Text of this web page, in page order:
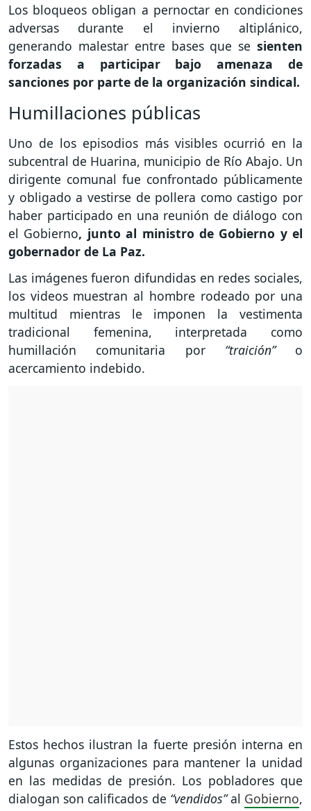
Los bloqueos obligan a pernoctar en condiciones
adversas durante el invierno altiplánico,
generando malestar entre bases que se sienten
forzadas a participar bajo amenaza de
sanciones por parte de la organización sindical.
Humillaciones públicas
Uno de los episodios más visibles ocurrió en la
subcentral de Huarina, municipio de Río Abajo. Un
dirigente comunal fue confrontado públicamente
y obligado a vestirse de pollera como castigo por
haber participado en una reunión de diálogo con
el Gobierno, junto al ministro de Gobierno y el
gobernador de La Paz.
Las imágenes fueron difundidas en redes sociales,
los videos muestran al hombre rodeado por una
multitud mientras le imponen la vestimenta
tradicional femenina, interpretada como
humillación comunitaria por “traición” o
acercamiento indebido.
Estos hechos ilustran la fuerte presión interna en
algunas organizaciones para mantener la unidad
en las medidas de presión. Los pobladores que
dialogan son calificados de “vendidos”al Gobierno,